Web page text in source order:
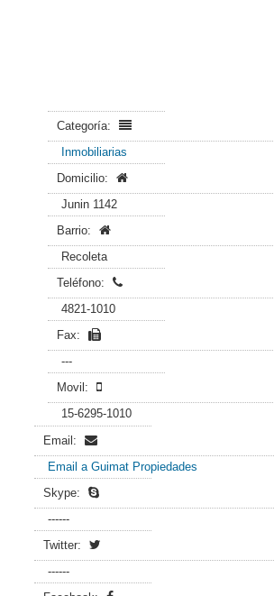
Categoría:
Inmobiliarias
Domicilio:
Junin 1142
Barrio:
Recoleta
Teléfono:
4821-1010
Fax:
---
Movil:
15-6295-1010
Email:
Email a Guimat Propiedades
Skype:
------
Twitter:
------